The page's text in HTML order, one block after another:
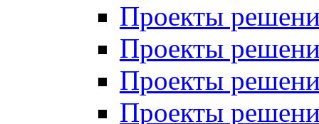
Проекты
Проекты
Проекты
Проекты